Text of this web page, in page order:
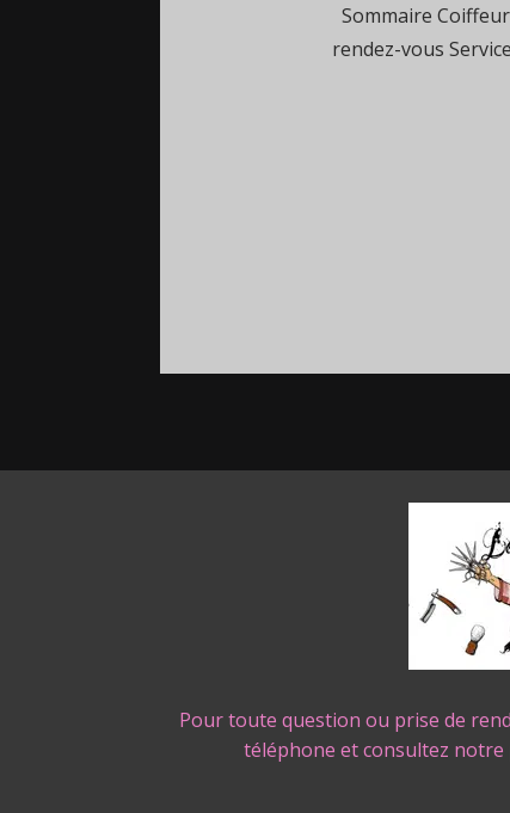
Sommaire
rendez-vous
Pour toute question ou prise de
téléphone et consultez